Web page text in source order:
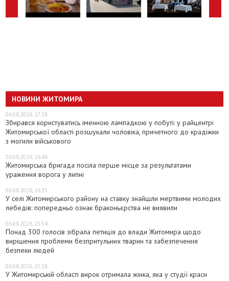
НОВИНИ ЖИТОМИРА
06.08.2026, 17:28
Збирався користуватись іменною лампадкою у побуті: у райцентрі
Житомирської області розшукали чоловіка, причетного до крадіжки
з могили військового
06.08.2026, 16:48
Житомирська бригада посіла перше місце за результатами
ураження ворога у липні
06.08.2026, 16:15
У селі Житомирського району на ставку знайшли мертвими молодих
лебедів: попередньо ознак браконьєрства не виявили
06.08.2026, 15:54
Понад 300 голосів зібрала петиція до влади Житомира щодо
вирішення проблеми безпритульних тварин та забезпечення
безпеки людей
06.08.2026, 15:18
У Житомирській області вирок отримала жінка, яка у студії краси